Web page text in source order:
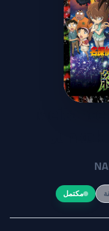
مكتمل